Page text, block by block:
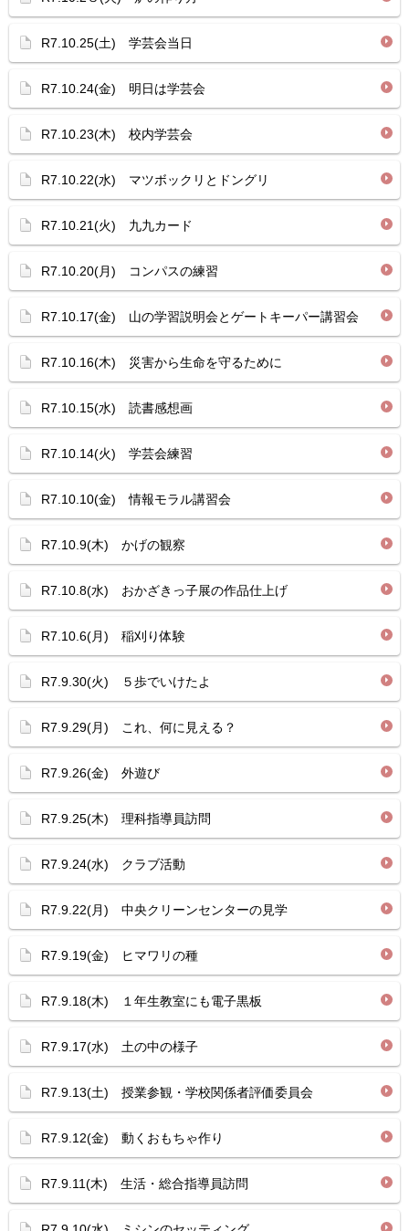
R7.10.25(土) 学芸会当日
R7.10.24(金) 明日は学芸会
R7.10.23(木) 校内学芸会
R7.10.22(水) マツボックリとドングリ
R7.10.21(火) 九九カード
R7.10.20(月) コンパスの練習
R7.10.17(金) 山の学習説明会とゲートキーパー講習会
R7.10.16(木) 災害から生命を守るために
R7.10.15(水) 読書感想画
R7.10.14(火) 学芸会練習
R7.10.10(金) 情報モラル講習会
R7.10.9(木) かげの観察
R7.10.8(水) おかざきっ子展の作品仕上げ
R7.10.6(月) 稲刈り体験
R7.9.30(火) ５歩でいけたよ
R7.9.29(月) これ、何に見える？
R7.9.26(金) 外遊び
R7.9.25(木) 理科指導員訪問
R7.9.24(水) クラブ活動
R7.9.22(月) 中央クリーンセンターの見学
R7.9.19(金) ヒマワリの種
R7.9.18(木) １年生教室にも電子黒板
R7.9.17(水) 土の中の様子
R7.9.13(土) 授業参観・学校関係者評価委員会
R7.9.12(金) 動くおもちゃ作り
R7.9.11(木) 生活・総合指導員訪問